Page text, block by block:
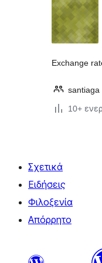
Exchange
santiaga
10+
Σχετικά
Ειδήσεις
Φιλοξενία
Απόρρητο